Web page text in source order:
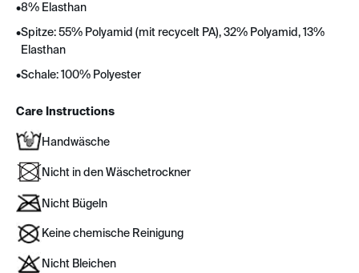
•8% Elasthan
•Spitze: 55% Polyamid (mit recycelt PA), 32% Polyamid, 13%
Elasthan
•Schale: 100% Polyester
Care Instructions
Handwäsche
Nicht in den Wäschetrockner
Nicht Bügeln
Keine chemische Reinigung
Nicht Bleichen